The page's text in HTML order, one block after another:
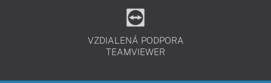
VZDIALENÁ PODPORA
TEAMVIEWER